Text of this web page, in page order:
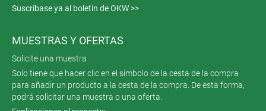
Suscríbase ya al boletín de OKW >>
MUESTRAS Y OFERTAS
Solicite una muestra
Solo tiene que hacer clic en el símbolo de la cesta de la compra
para añadir un producto a la cesta de la compra. De esta forma,
podrá solicitar una muestra o una oferta.